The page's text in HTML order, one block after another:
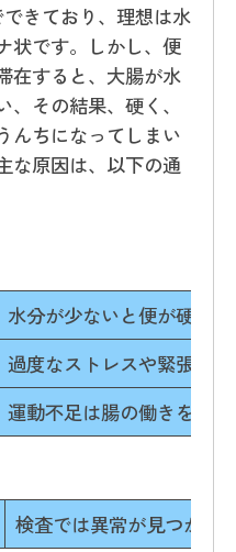
きており、理想は水
状です。しかし、便
在すると、大腸が水
その結果、硬く、
んちになってしまい
な原因は、以下の通
水分が少ないと便が硬く
過度なストレスや緊張は
運動不足は腸の働きを鈍
検査では異常が見つから